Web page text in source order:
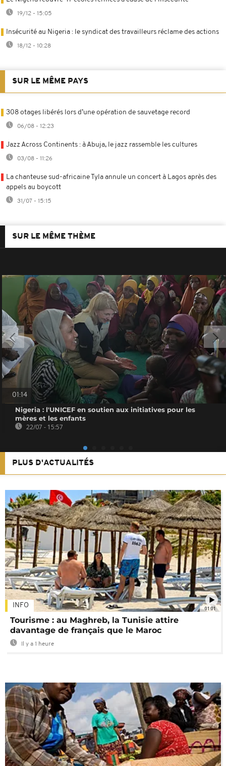
19/12 - 15:05
Insécurité au Nigeria : le syndicat des travailleurs réclame des actions
18/12 - 10:28
SUR LE MÊME PAYS
308 otages libérés lors d’une opération de sauvetage record
06/08 - 12:23
Jazz Across Continents : à Abuja, le jazz rassemble les cultures
03/08 - 11:26
La chanteuse sud-africaine Tyla annule un concert à Lagos après des
appels au boycott
31/07 - 15:15
SUR LE MÊME THÈME
01:14
Nigeria : l'UNICEF en soutien aux initiatives pour les
mères et les enfants
22/07 - 15:57
PLUS D'ACTUALITÉS
01:01
INFO
Tourisme : au Maghreb, la Tunisie attire
davantage de français que le Maroc
Il y a 1 heure